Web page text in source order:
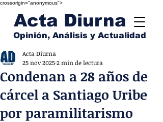
crossorigin="anonymous">
Acta Diurna
Opinión, Análisis y Actualidad
Condenan a 28 años de
cárcel a Santiago Uribe
por paramilitarismo
Acta Diurna
25 nov 20252 min de lectura